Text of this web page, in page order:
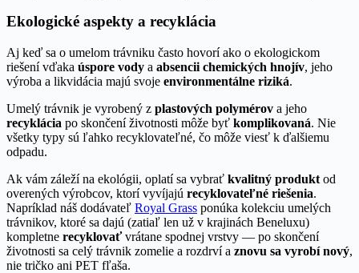
Ekologické aspekty a recyklácia
Aj keď sa o umelom trávniku často hovorí ako o ekologickom
riešení vďaka úspore vody a absencii chemických hnojív, jeho
výroba a likvidácia majú svoje environmentálne riziká.
Umelý trávnik je vyrobený z plastových polymérov a jeho
recyklácia po skončení životnosti môže byť komplikovaná. Nie
všetky typy sú ľahko recyklovateľné, čo môže viesť k ďalšiemu
odpadu.
Ak vám záleží na ekológii, oplatí sa vybrať kvalitný produkt od
overených výrobcov, ktorí vyvíjajú recyklovateľné riešenia.
Napríklad náš dodávateľ Royal Grass ponúka kolekciu umelých
trávnikov, ktoré sa dajú (zatiaľ len už v krajinách Beneluxu)
kompletne recyklovaťvrátane spodnej vrstvy — po skončení
životnosti sa celý trávnik zomelie a rozdrví a znovu sa vyrobí nový,
nie tričko ani PET fľaša.